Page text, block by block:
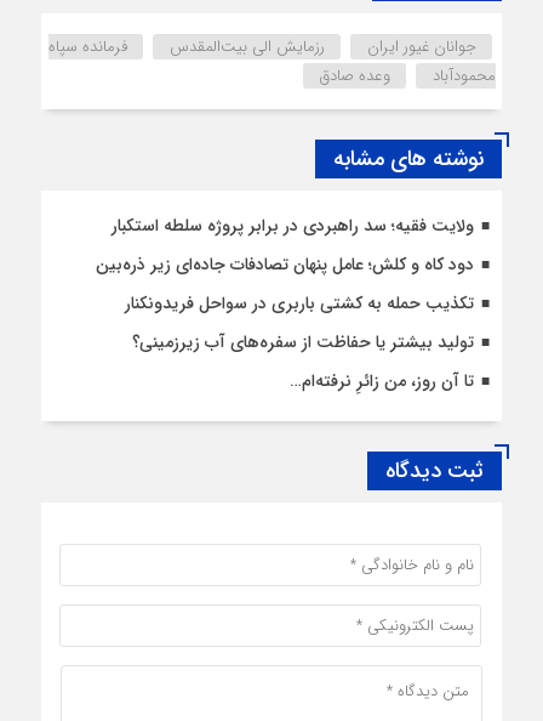
جوانان غیور ایران رزمایش الی بیت‌المقدس
فرمانده سپاه
محمودآباد
وعده صادق
نوشته های مشابه
ولایت فقیه؛ سد راهبردی در برابر پروژه سلطه استکبار
دود کاه و کلش؛ عامل پنهان تصادفات جاده‌ای زیر ذره‌بین
تکذیب حمله به کشتی باربری در سواحل فریدونکنار
تولید بیشتر یا حفاظت از سفره‌های آب زیرزمینی؟
تا آن روز، من زائرِ نرفته‌ام…
ثبت دیدگاه